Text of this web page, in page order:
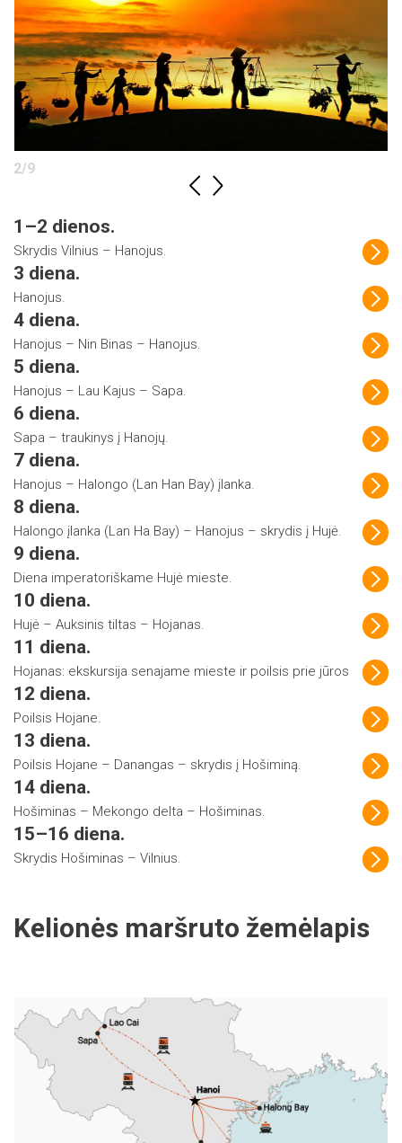
2/9
1–2 dienos.
Skrydis Vilnius – Hanojus.
3 diena.
Hanojus.
4 diena.
Hanojus – Nin Binas – Hanojus.
5 diena.
Hanojus – Lau Kajus – Sapa.
6 diena.
Sapa – traukinys į Hanojų.
7 diena.
Hanojus – Halongo (Lan Han Bay) įlanka.
8 diena.
Halongo įlanka (Lan Ha Bay) – Hanojus – skrydis į Hujė.
9 diena.
Diena imperatoriškame Hujė mieste.
10 diena.
Hujė – Auksinis tiltas – Hojanas.
11 diena.
Hojanas: ekskursija senajame mieste ir poilsis prie jūros
12 diena.
Poilsis Hojane.
13 diena.
Poilsis Hojane – Danangas – skrydis į Hošiminą.
14 diena.
Hošiminas – Mekongo delta – Hošiminas.
15–16 diena.
Skrydis Hošiminas – Vilnius.
Kelionės maršruto žemėlapis